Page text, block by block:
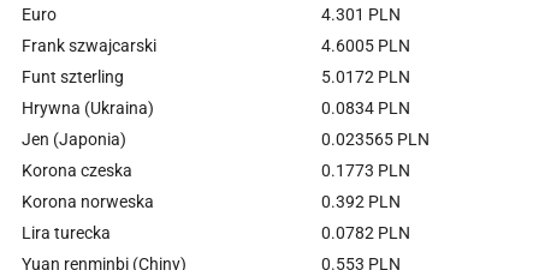
Euro
4.301 PLN
Frank szwajcarski
4.6005 PLN
Funt szterling
5.0172 PLN
Hrywna (Ukraina)
0.0834 PLN
Jen (Japonia)
0.023565 PLN
Korona czeska
0.1773 PLN
Korona norweska
0.392 PLN
Lira turecka
0.0782 PLN
Yuan renminbi (Chiny)
0.553 PLN